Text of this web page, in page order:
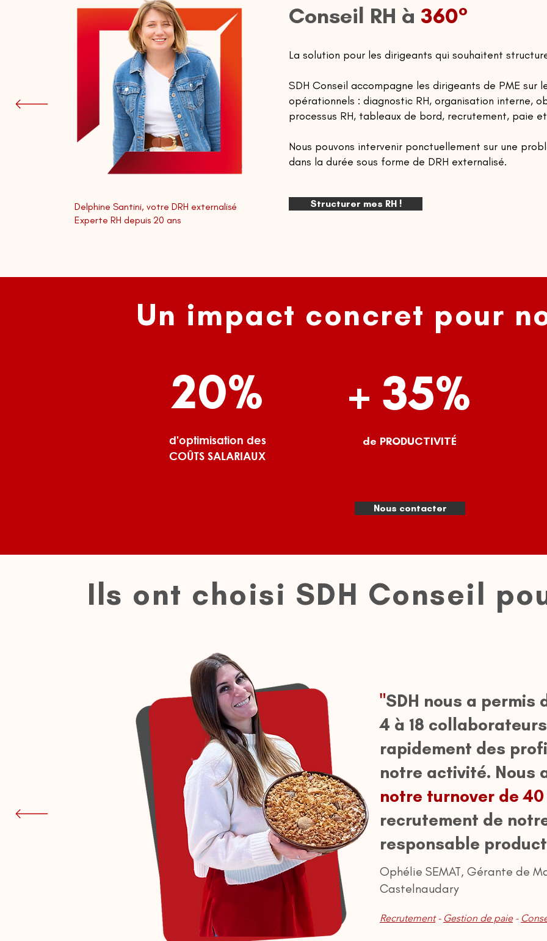
Delphine Santini, votre DRH externalisé
Experte RH depuis 20 ans
Conseil RH à 360°
La solution pour les dirigeants qui souhaitent
SDH Conseil accompagne les dirigeants de PME sur
opérationnels : diagnostic RH, organisation interne,
processus RH, tableaux de bord, recrutement, paie
Nous pouvons intervenir ponctuellement sur une
dans la durée sous forme de DRH externalisé.
Structurer mes RH !
Un impact concret pour
20%
d'optimisation des
COÛTS SALARIAUX
+ 35%
de PRODUCTIVITÉ
Nous contacter
Ils ont choisi SDH Conseil
"SDH nous a permis
4 à 18
rapidement des
notre activité. Nous
notre turnover de 40
recrutement de
responsable
Ophélie SEMAT, Gérante de
Castelnaudary
Recrutement- Gestion de paie-